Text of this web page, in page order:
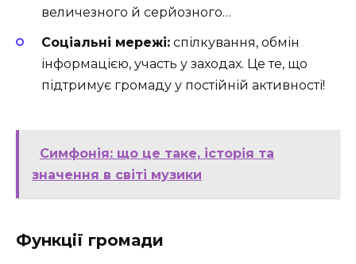
величезного й серйозного…
Соціальні мережі: спілкування, обмін
інформацією, участь у заходах. Це те, що
підтримує громаду у постійній активності!
Симфонія: що це таке, історія та
значення в світі музики
Функції громади